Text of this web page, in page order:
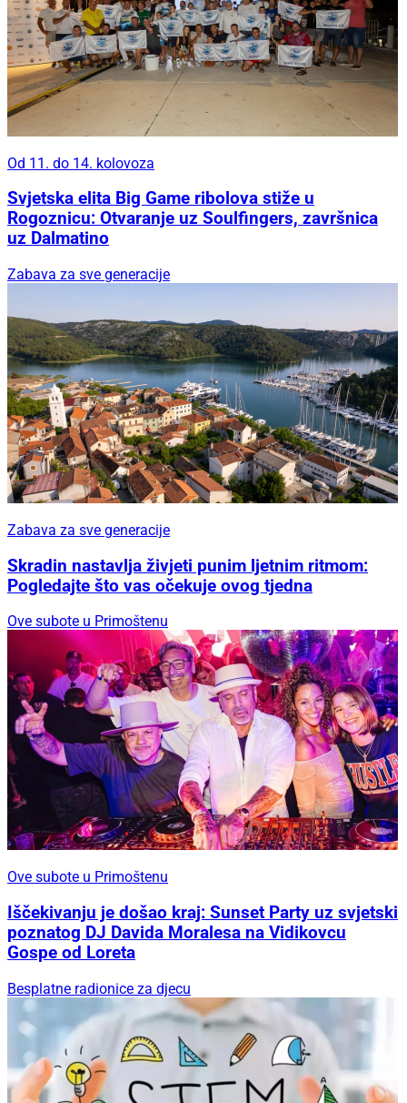
Od 11. do 14. kolovoza
Svjetska elita Big Game ribolova stiže u
Rogoznicu: Otvaranje uz Soulfingers, završnica
uz Dalmatino
Zabava za sve generacije
Zabava za sve generacije
Skradin nastavlja živjeti punim ljetnim ritmom:
Pogledajte što vas očekuje ovog tjedna
Ove subote u Primoštenu
Ove subote u Primoštenu
Iščekivanju je došao kraj: Sunset Party uz svjetski
poznatog DJ Davida Moralesa na Vidikovcu
Gospe od Loreta
Besplatne radionice za djecu